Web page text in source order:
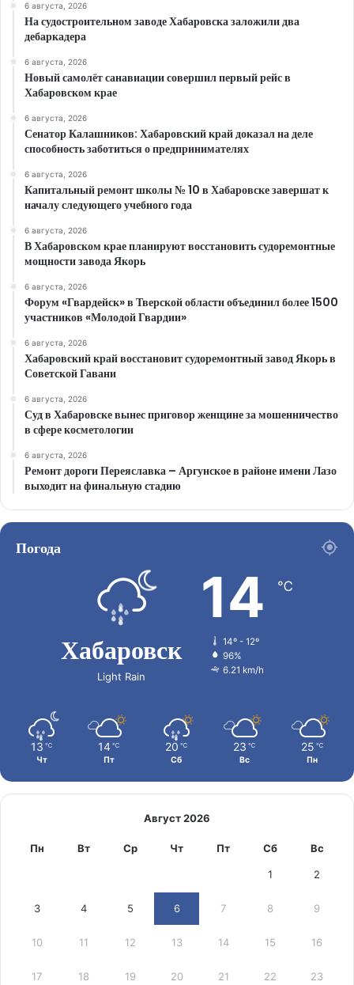
6 августа, 2026
На судостроительном заводе Хабаровска заложили два
дебаркадера
6 августа, 2026
Новый самолёт санавиации совершил первый рейс в
Хабаровском крае
6 августа, 2026
Сенатор Калашников: Хабаровский край доказал на деле
способность заботиться о предпринимателях
6 августа, 2026
Капитальный ремонт школы № 10 в Хабаровске завершат к
началу следующего учебного года
6 августа, 2026
В Хабаровском крае планируют восстановить судоремонтные
мощности завода Якорь
6 августа, 2026
Форум «Гвардейск» в Тверской области объединил более 1500
участников «Молодой Гвардии»
6 августа, 2026
Хабаровский край восстановит судоремонтный завод Якорь в
Советской Гавани
6 августа, 2026
Суд в Хабаровске вынес приговор женщине за мошенничество
в сфере косметологии
6 августа, 2026
Ремонт дороги Переяславка – Аргунское в районе имени Лазо
выходит на финальную стадию
Погода
Хабаровск
Light Rain
14 ℃
14º - 12º
96%
6.21 km/h
13 ℃
Чт
14 ℃
Пт
20 ℃
Сб
23 ℃
Вс
25 ℃
Пн
Август 2026
Пн Вт Ср Чт Пт Сб Вс
1 2
3 4 5 6 7 8 9
10 11 12 13 14 15 16
17 18 19 20 21 22 23